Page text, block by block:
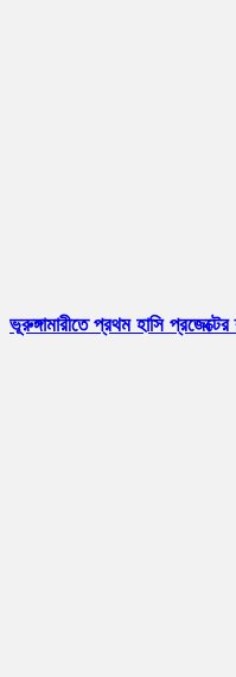
ভূরুঙ্গামারীতে প্রথম হাসি প্রজেক্টের